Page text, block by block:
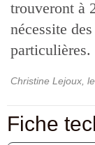
trouveront à
nécessite
particulières.
Christine Lejoux , le
Fiche